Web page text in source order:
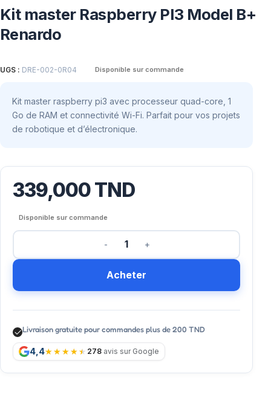
Kit master Raspberry PI3 Model B+
Renardo
UGS : DRE-002-0R04 Disponible sur commande
Kit master raspberry pi3 avec processeur quad-core, 1
Go de RAM et connectivité Wi-Fi. Parfait pour vos projets
de robotique et d’électronique.
339,000TND
Disponible sur commande
Acheter
Livraison gratuite pour commandes plus de 200 TND
4,4 278 avis sur Google